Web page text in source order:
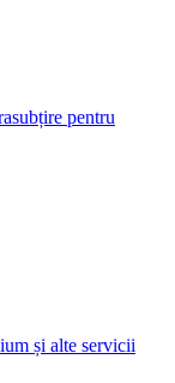
pentru
și alte servicii